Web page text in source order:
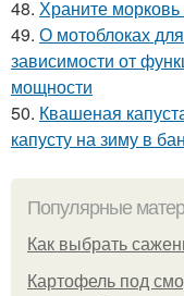
48. Храните
49. О мотоблоках
зависимости от
мощности
50. Квашеная
капусту на зиму в
Популярные
Как выбрать
Картофель под